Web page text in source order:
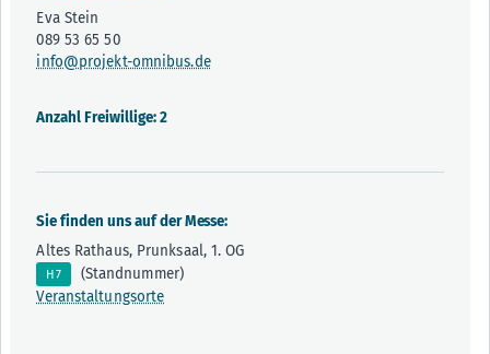
Eva Stein
089 53 65 50
info@projekt-omnibus.de
Anzahl Freiwillige: 2
Sie finden uns auf der Messe:
Altes Rathaus, Prunksaal, 1. OG
H7
(Standnummer)
Veranstaltungsorte